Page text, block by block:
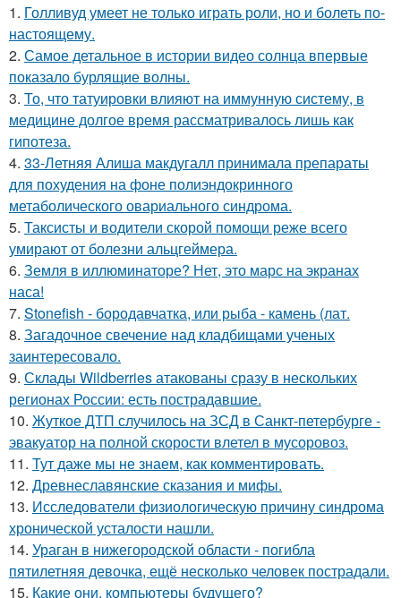
1. Голливуд умеет не только играть роли, но и болеть по-
настоящему.
2. Самое детальное в истории видео солнца впервые
показало бурлящие волны.
3. То, что татуировки влияют на иммунную систему, в
медицине долгое время рассматривалось лишь как
гипотеза.
4. 33-Летняя Алиша макдугалл принимала препараты
для похудения на фоне полиэндокринного
метаболического овариального синдрома.
5. Таксисты и водители скорой помощи реже всего
умирают от болезни альцгеймера.
6. Земля в иллюминаторе? Нет, это марс на экранах
наса!
7. Stonefish - бородавчатка, или рыба - камень (лат.
8. Загадочное свечение над кладбищами ученых
заинтересовало.
9. Склады Wildberries атакованы сразу в нескольких
регионах России: есть пострадавшие.
10. Жуткое ДТП случилось на ЗСД в Санкт-петербурге -
эвакуатор на полной скорости влетел в мусоровоз.
11. Тут даже мы не знаем, как комментировать.
12. Древнеславянские сказания и мифы.
13. Исследователи физиологическую причину синдрома
хронической усталости нашли.
14. Ураган в нижегородской области - погибла
пятилетняя девочка, ещё несколько человек пострадали.
15. Какие они, компьютеры будущего?